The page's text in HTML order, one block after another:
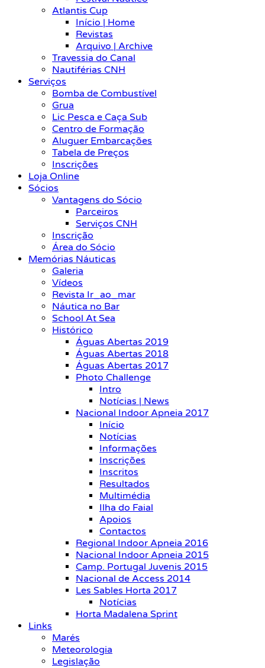
Atlantis Cup
Início | Home
Revistas
Arquivo | Archive
Travessia do Canal
Nautiférias CNH
Serviços
Bomba de Combustível
Grua
Lic Pesca e Caça Sub
Centro de Formação
Aluguer Embarcações
Tabela de Preços
Inscrições
Loja Online
Sócios
Vantagens do Sócio
Parceiros
Serviços CNH
Inscrição
Área do Sócio
Memórias Náuticas
Galeria
Vídeos
Revista Ir_ao_mar
Náutica no Bar
School At Sea
Histórico
Águas Abertas 2019
Águas Abertas 2018
Águas Abertas 2017
Photo Challenge
Intro
Notícias | News
Nacional Indoor Apneia 2017
Início
Notícias
Informações
Inscrições
Inscritos
Resultados
Multimédia
Ilha do Faial
Apoios
Contactos
Regional Indoor Apneia 2016
Nacional Indoor Apneia 2015
Camp. Portugal Juvenis 2015
Nacional de Access 2014
Les Sables Horta 2017
Notícias
Horta Madalena Sprint
Links
Marés
Meteorologia
Legislação